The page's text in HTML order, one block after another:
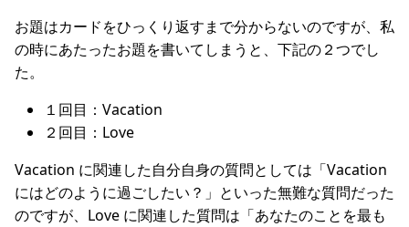
お題はカードをひっくり返すまで分からないのですが、私
の時にあたったお題を書いてしまうと、下記の２つでし
た。
１回目：Vacation
２回目：Love
Vacation に関連した自分自身の質問としては「Vacation
にはどのように過ごしたい？」といった無難な質問だった
のですが、Love に関連した質問は「あなたのことを最も